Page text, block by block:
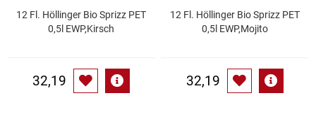
Waffeln / Kekse
12 Fl. Höllinger Bio Sprizz PET
0,5l EWP,Kirsch
32,19
12 Fl. Höllinger Bio Sprizz PET
0,5l EWP,Mojito
32,19